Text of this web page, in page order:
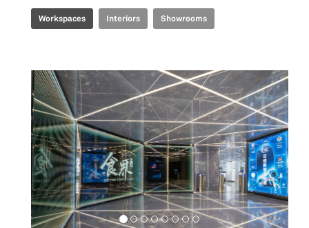
Workspaces Interiors Showrooms